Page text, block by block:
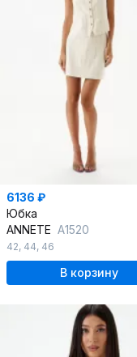
6136 ₽
Юбка
ANNETE A1520
42, 44, 46
В корзину